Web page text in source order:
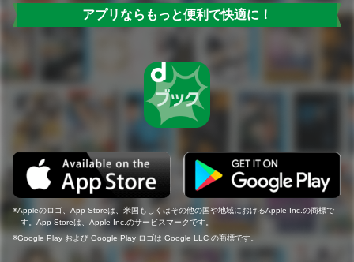
アプリならもっと便利で快適に！
Appleのロゴ、App Storeは、米国もしくはその他の国や地域におけるApple Inc.の商標で
す。App Storeは、Apple Inc.のサービスマークです。
Google Play および Google Play ロゴは Google LLC の商標です。